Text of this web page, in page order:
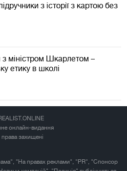
з історії з картою без
з міністром Шкарлетом –
етику в школі
онлайн-видання
права захищені
"На правах реклами", "PR", "Спонсор